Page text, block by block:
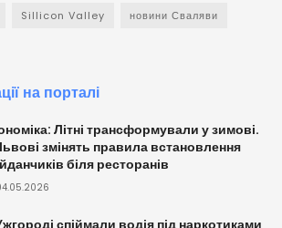
Sillicon Valley новини Сваляви
на порталі
Літні трансформували у зимові.
змінять правила встановлення
біля ресторанів
спіймали водія під наркотиками